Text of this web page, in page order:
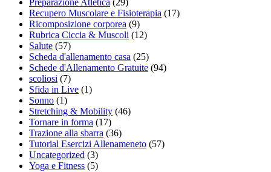
Preparazione Atletica (29)
Recupero Muscolare e Fisioterapia (17)
Ricomposizione corporea (9)
Rubrica Ciccia & Muscoli (12)
Salute (57)
Scheda d'allenamento casa (25)
Schede d'Allenamento Gratuite (94)
scoliosi (7)
Sfida in Live (1)
Sonno (1)
Stretching & Mobility (46)
Tornare in forma (17)
Trazione alla sbarra (36)
Tutorial Esercizi Allenameneto (57)
Uncategorized (3)
Yoga e Fitness (5)